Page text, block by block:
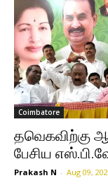
Coimbatore
தவெகவிற்கு
பேசிய
Prakash N - Aug 09,